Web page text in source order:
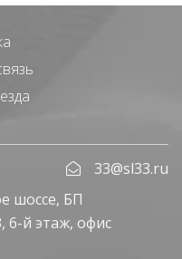
33@sl33.ru
шоссе, БП
6-й этаж, офис